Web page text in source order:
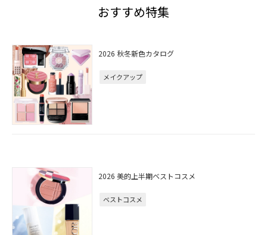
おすすめ特集
2026 秋冬新色カタログ
メイクアップ
2026 美的上半期ベストコスメ
ベストコスメ